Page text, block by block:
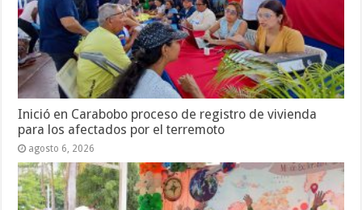
Inició en Carabobo proceso de registro de vivienda
para los afectados por el terremoto
agosto 6, 2026